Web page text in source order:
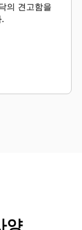
의 견고함을
양